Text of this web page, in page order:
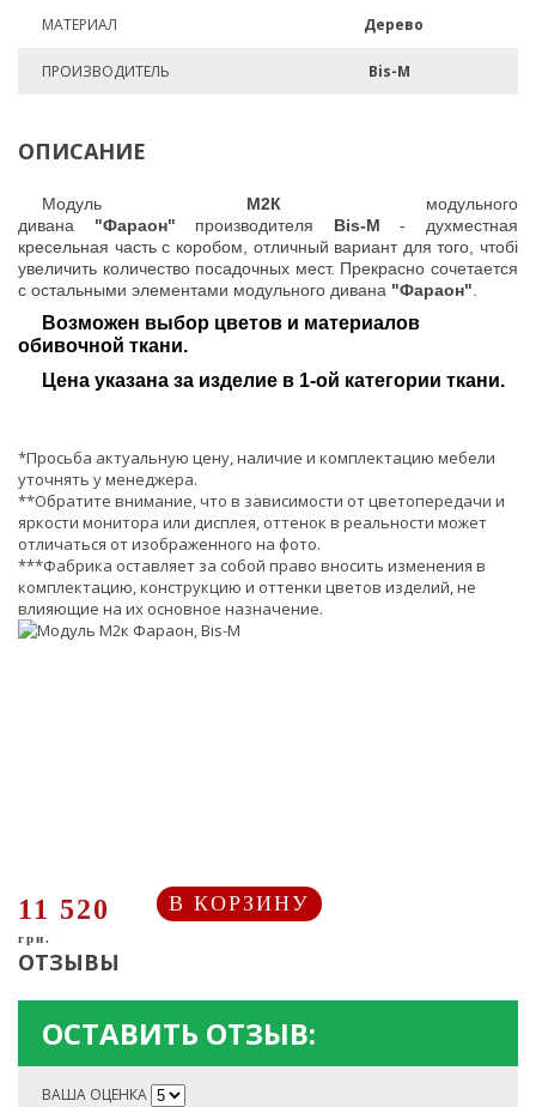
МАТЕРИАЛ Дерево
ПРОИЗВОДИТЕЛЬ Bis-M
ОПИСАНИЕ
Модуль М2К модульного
дивана "Фараон" производителя Bis-M - духместная
кресельная часть с коробом, отличный вариант для того, чтобі
увеличить количество посадочных мест. Прекрасно сочетается
с остальными элементами модульного дивана "Фараон"
Возможен выбор цветов и материалов
обивочной ткани.
Цена указана за изделие в 1-ой категории ткани.
*Просьба актуальную цену, наличие и комплектацию мебели
уточнять у менеджера.
**Обратите внимание, что в зависимости от цветопередачи и
яркости монитора или дисплея, оттенок в реальности может
отличаться от изображенного на фото.
***Фабрика оставляет за собой право вносить изменения в
комплектацию, конструкцию и оттенки цветов изделий, не
влияющие на их основное назначение.
11 520
грн.
В КОРЗИНУ
ОТЗЫВЫ
ОСТАВИТЬ ОТЗЫВ:
ВАША ОЦЕНКА